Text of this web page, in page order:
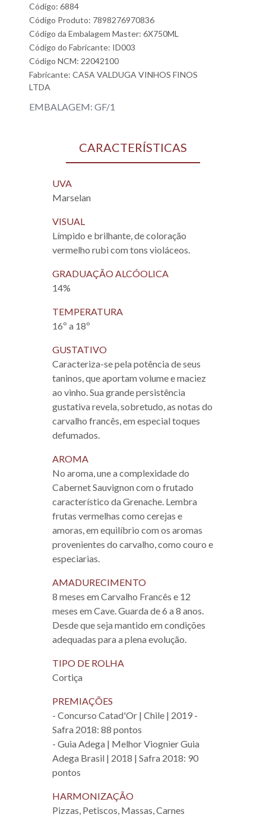
Código: 6884
Código Produto: 7898276970836
Código da Embalagem Master: 6X750ML
Código do Fabricante: ID003
Código NCM: 22042100
Fabricante: CASA VALDUGA VINHOS FINOS
LTDA
EMBALAGEM: GF/1
CARACTERÍSTICAS
UVA
Marselan
VISUAL
Límpido e brilhante, de coloração
vermelho rubi com tons violáceos.
GRADUAÇÃO ALCÓOLICA
14%
TEMPERATURA
16º a 18º
GUSTATIVO
Caracteriza-se pela potência de seus
taninos, que aportam volume e maciez
ao vinho. Sua grande persistência
gustativa revela, sobretudo, as notas do
carvalho francês, em especial toques
defumados.
AROMA
No aroma, une a complexidade do
Cabernet Sauvignon com o frutado
característico da Grenache. Lembra
frutas vermelhas como cerejas e
amoras, em equilíbrio com os aromas
provenientes do carvalho, como couro e
especiarias.
AMADURECIMENTO
8 meses em Carvalho Francês e 12
meses em Cave. Guarda de 6 a 8 anos.
Desde que seja mantido em condições
adequadas para a plena evolução.
TIPO DE ROLHA
Cortiça
PREMIAÇÕES
- Concurso Catad'Or | Chile | 2019 -
Safra 2018: 88 pontos
- Guia Adega | Melhor Viognier Guia
Adega Brasil | 2018 | Safra 2018: 90
pontos
HARMONIZAÇÃO
Pizzas, Petiscos, Massas, Carnes